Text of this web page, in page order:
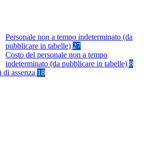
Personale non a tempo indeterminato (da
pubblicare in tabelle) 27
Costo del personale non a tempo
indeterminato (da pubblicare in tabelle) 8
di assenza 18